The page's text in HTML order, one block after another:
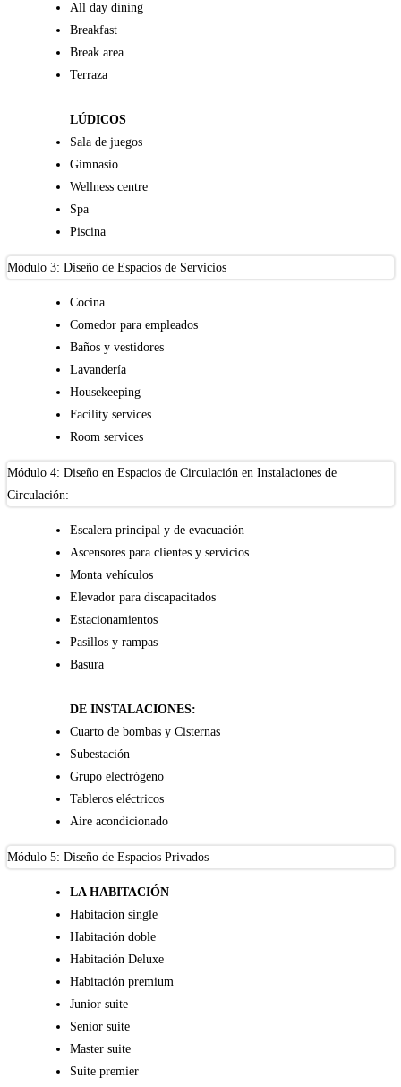
All day dining
Breakfast
Break area
Terraza
LÚDICOS
Sala de juegos
Gimnasio
Wellness centre
Spa
Piscina
Módulo 3: Diseño de Espacios de Servicios
Cocina
Comedor para empleados
Baños y vestidores
Lavandería
Housekeeping
Facility services
Room services
Módulo 4: Diseño en Espacios de Circulación en Instalaciones de
Circulación:
Escalera principal y de evacuación
Ascensores para clientes y servicios
Monta vehículos
Elevador para discapacitados
Estacionamientos
Pasillos y rampas
Basura
DE INSTALACIONES:
Cuarto de bombas y Cisternas
Subestación
Grupo electrógeno
Tableros eléctricos
Aire acondicionado
Módulo 5: Diseño de Espacios Privados
LA HABITACIÓN
Habitación single
Habitación doble
Habitación Deluxe
Habitación premium
Junior suite
Senior suite
Master suite
Suite premier